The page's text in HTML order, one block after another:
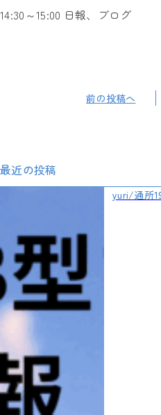
14:30～15:00 日報、ブログ
前の投稿へ
最近の投稿
yuri/通所